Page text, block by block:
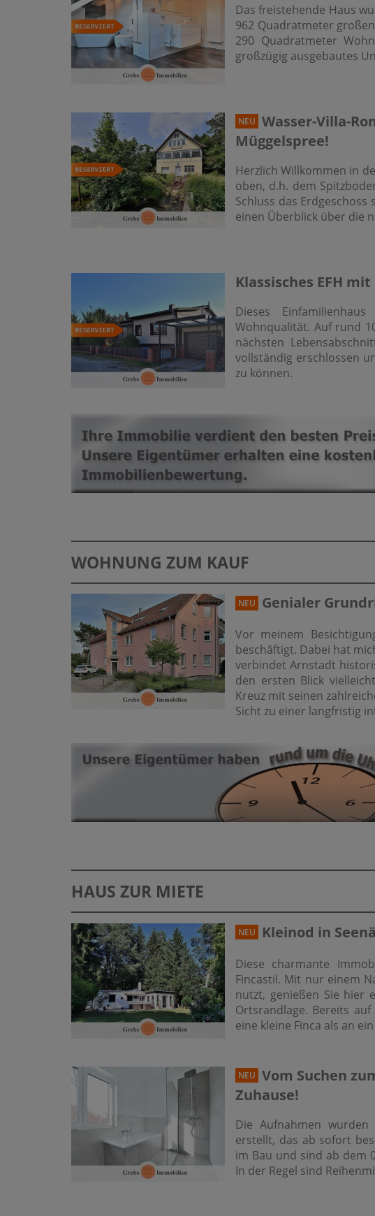
Das freistehende Haus
962 Quadratmeter
290 Quadratmeter
großzügig ausgebautes
NEU Wasser-Villa-
Müggelspree!
Herzlich Willkommen in
oben, d.h. dem
Schluss das
einen Überblick über die
Klassisches EFH
Dieses
Wohnqualität. Auf rund
nächsten
vollständig erschlossen
zu können.
WOHNUNG ZUM KAUF
NEU Genialer
Vor meinem
beschäftigt. Dabei hat
verbindet Arnstadt
den ersten Blick
Kreuz mit seinen
Sicht zu einer langfristig
HAUS ZUR MIETE
NEU Kleinod in
Diese charmante
Fincastil. Mit nur einem
nutzt, genießen Sie hier
Ortsrandlage. Bereits
eine kleine Finca als an
NEU Vom Suchen
Zuhause!
Die Aufnahmen
erstellt, das ab sofort
im Bau und sind ab dem
In der Regel sind